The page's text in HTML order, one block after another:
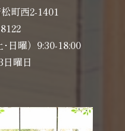
町西2-1401
･日曜）9:30-18:00
曜日